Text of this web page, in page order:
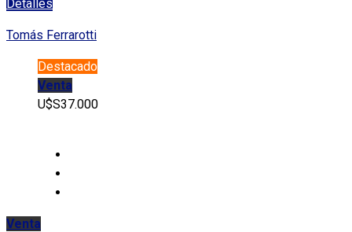
Detalles
Tomás Ferrarotti
Destacado
Venta
U$S37.000
Venta